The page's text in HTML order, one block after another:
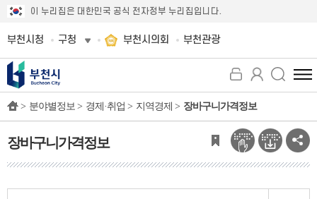
이 누리집은 대한민국 공식 전자정부 누리집입니다.
부천시청 구청 부천시의회 부천관광
전
체
뉴
보
기
> 분야별정보 > 경제·취업 > 지역경제 > 장바구니가격정보
장바구니가격정보